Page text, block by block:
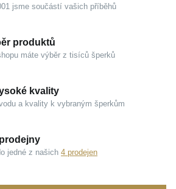
jsme součástí vašich příběhů
produktů
máte výběr z tisíců šperků
kvality
a kvality k vybraným šperkům
jedné z našich 4 prodejen